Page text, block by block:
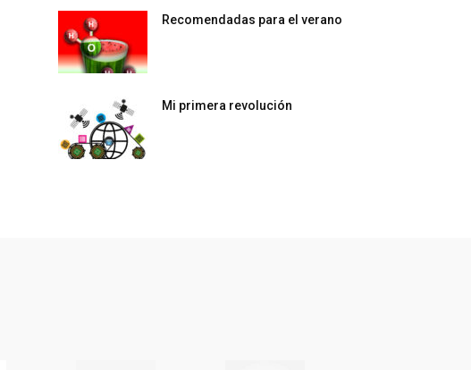
Recomendadas para el verano
Mi primera revolución